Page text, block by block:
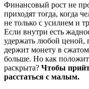
Финансовый рост не
приходят тогда, когда
не только с усилием и
Если внутри есть
удержать любой ценой,
держит монету в
больше. Но как
раскрыта? Чтобы
расстаться с малым.